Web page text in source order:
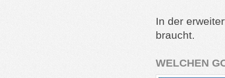
In der
braucht.
WELCHEN